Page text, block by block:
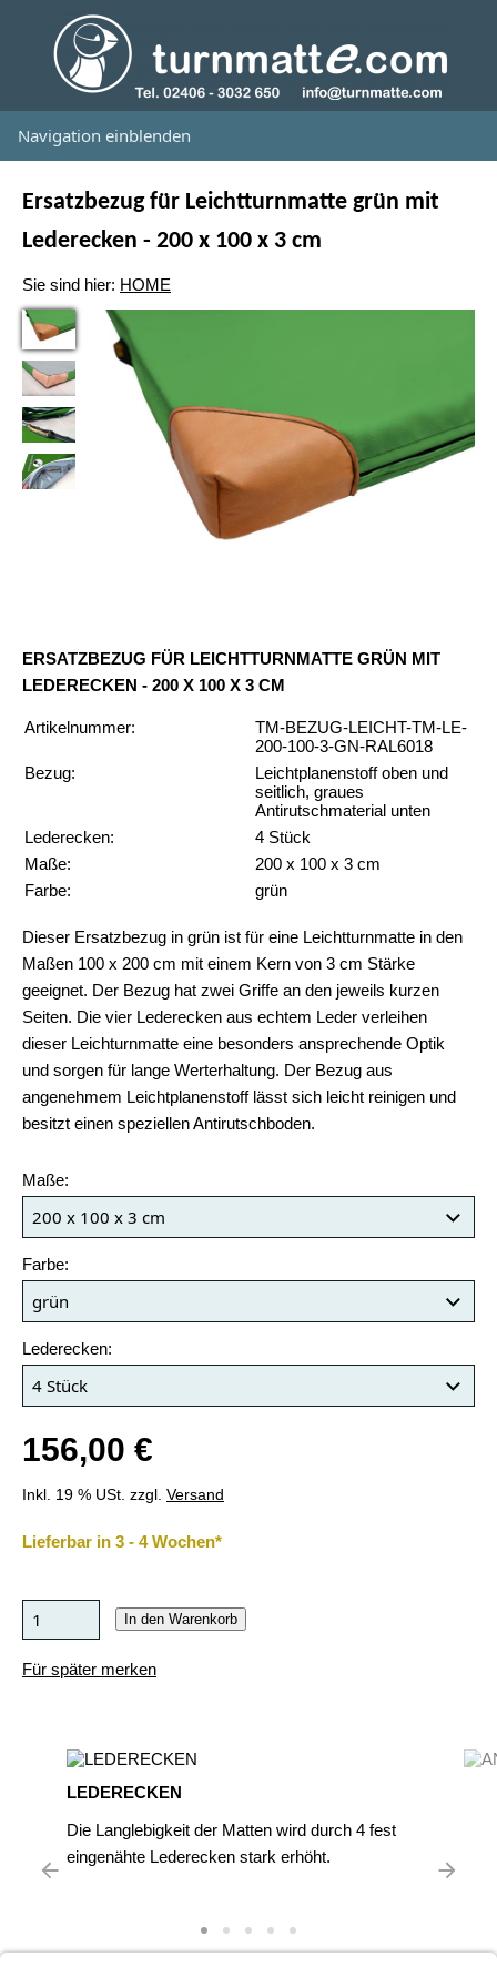
Navigation einblenden
Ersatzbezug für Leichtturnmatte grün mit
Lederecken - 200 x 100 x 3 cm
Sie sind hier: HOME
ERSATZBEZUG FÜR LEICHTTURNMATTE GRÜN MIT
LEDERECKEN - 200 X 100 X 3 CM
Artikelnummer:
TM-BEZUG-LEICHT-TM-LE-
200-100-3-GN-RAL6018
Bezug:
Leichtplanenstoff oben und
seitlich, graues
Antirutschmaterial unten
Lederecken:
4 Stück
Maße:
200 x 100 x 3 cm
Farbe:
grün
Dieser Ersatzbezug in grün ist für eine Leichtturnmatte in den
Maßen 100 x 200 cm mit einem Kern von 3 cm Stärke
geeignet. Der Bezug hat zwei Griffe an den jeweils kurzen
Seiten. Die vier Lederecken aus echtem Leder verleihen
dieser Leichturnmatte eine besonders ansprechende Optik
und sorgen für lange Werterhaltung. Der Bezug aus
angenehmem Leichtplanenstoff lässt sich leicht reinigen und
besitzt einen speziellen Antirutschboden.
Maße:
Farbe:
Lederecken:
156,00 €
Inkl. 19 % USt. zzgl. Versand
Lieferbar in 3 - 4 Wochen*
In den Warenkorb
Für später merken
LEDERECKEN
Die Langlebigkeit der Matten wird durch 4 fest
eingenähte Lederecken stark erhöht.